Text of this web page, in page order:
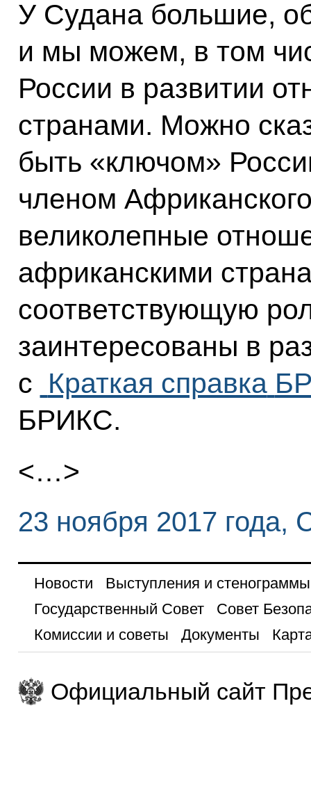
У Судана большие,
и мы можем, в том
России в развитии
странами. Можно
быть «ключом»
членом
великолепные
африканскими
соответствующую
заинтересованы в
с Краткая справка
БРИКС.
<…>
23 ноября 2017 года,
Новости
Выступления и стенограммы
Государственный Совет
Совет
Комиссии и советы
Документы
Официальный сайт